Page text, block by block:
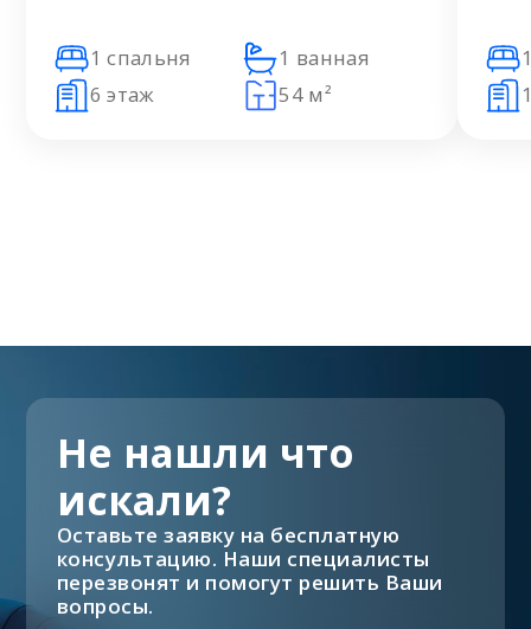
1 спальня
1 ванная
6 этаж
54 м²
Не нашли что
искали?
Оставьте заявку на бесплатную
консультацию. Наши специалисты
перезвонят и помогут решить Ваши
вопросы.